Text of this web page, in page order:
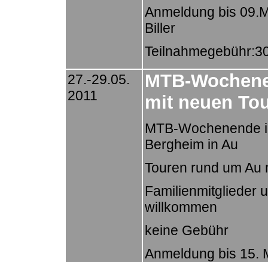
Anmeldung bis
Biller
27.-29.05.
2011
MTB-
mit neuen
MTB-Wochenende
Bergheim in Au
Touren rund um Au
Familienmitglieder
willkommen
keine Gebühr
Anmeldung bis 15.